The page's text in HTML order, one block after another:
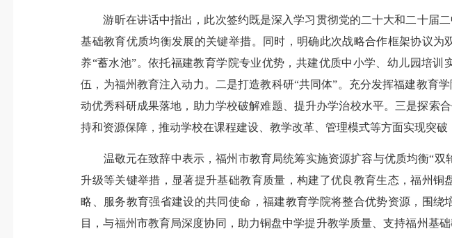
游昕在讲话中指出，此次签约既是深入学习贯彻党的二十大和二十届
基础教育优质均衡发展的关键举措。同时，明确此次战略合作框架协议为
养“蓄水池”。 依托福建教育学院专业优势，共建优质中小学、幼儿园培
伍，为福州教育注入动力。
二是打造教科研“共同体”。 充分发挥福建教育
动优秀科研成果落地，助力学校破解难题、提升办学治校水平。 三是探索
持和资源保障，推动学校在课程建设、教学改革、管理模式等方面实现突破
温敬元在致辞中表示，福州市教育局统筹实施资源扩容与优质均衡“
升级等关键举措，显著提升基础教育质量，构建了优良教育生态，福州
略、服务教育强省建设的共同使命，福建教育学院将整合优势资源，围
目，与福州市教育局深度协同，助力铜盘中学提升教学质量、支持福州基